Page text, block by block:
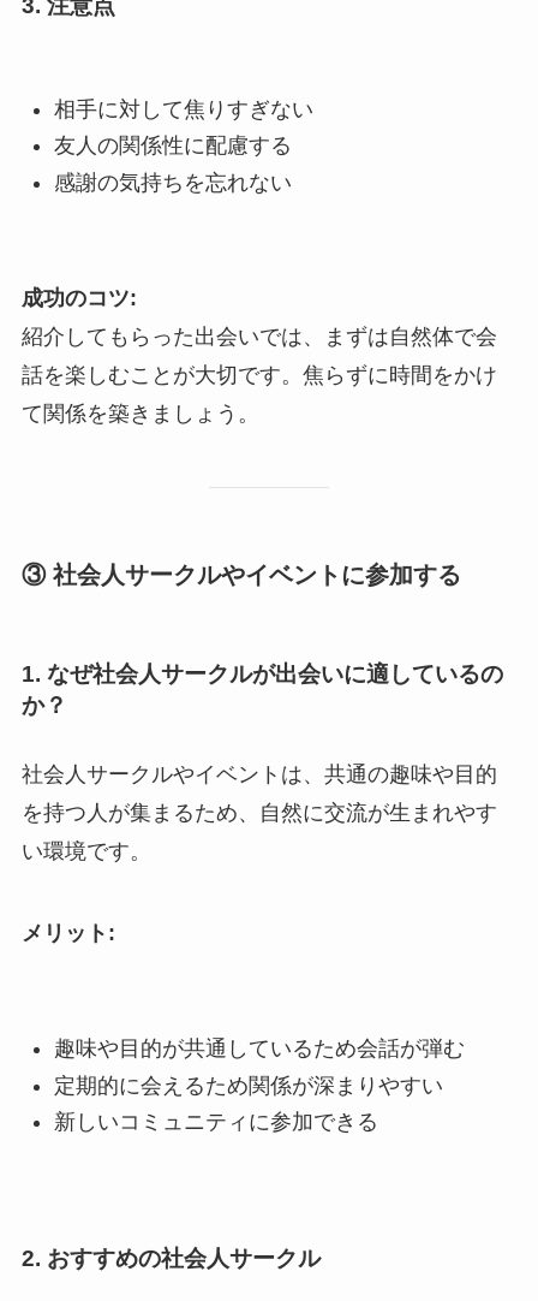
3. 注意点
相手に対して焦りすぎない
友人の関係性に配慮する
感謝の気持ちを忘れない
成功のコツ:
紹介してもらった出会いでは、まずは自然体で会
話を楽しむことが大切です。焦らずに時間をかけ
て関係を築きましょう。
③ 社会人サークルやイベントに参加する
1. なぜ社会人サークルが出会いに適しているの
か？
社会人サークルやイベントは、共通の趣味や目的
を持つ人が集まるため、自然に交流が生まれやす
い環境です。
メリット:
趣味や目的が共通しているため会話が弾む
定期的に会えるため関係が深まりやすい
新しいコミュニティに参加できる
2. おすすめの社会人サークル